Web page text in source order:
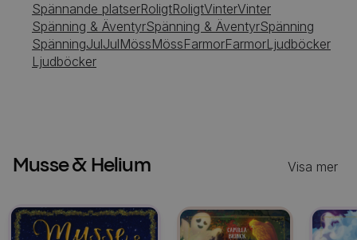
Spännande platserRoligtRoligtVinterVinter
Spänning & ÄventyrSpänning & ÄventyrSpänning
SpänningJulJulMössMössFarmorFarmorLjudböcker
Ljudböcker
Musse & Helium Visa mer